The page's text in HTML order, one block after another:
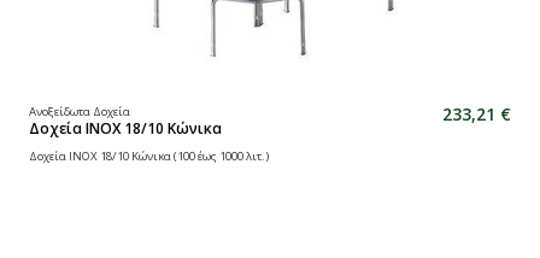
Ανοξείδωτα Δοχεία
Δοχεία ΙΝΟΧ 18/10 Κώνικα
233,21 €
Δοχεία ΙΝΟΧ 18/10 Κώνικα (100 έως 1000 λιτ.)